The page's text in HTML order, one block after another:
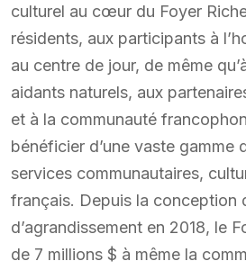
culturel au cœur du Foyer
résidents, aux participants à
au centre de jour, de même
aidants naturels, aux
et à la communauté
bénéficier d’une vaste gamme
services communautaires,
français. Depuis la conception
d’agrandissement en 2018, le
de 7 millions $ à même la